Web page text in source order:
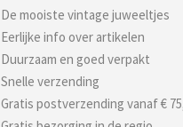
De mooiste vintage juweeltjes
Eerlijke info over artikelen
Duurzaam en goed verpakt
Snelle verzending
Gratis postverzending vanaf €